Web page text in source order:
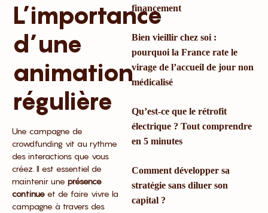
L’importance
d’une
animation
régulière
Une campagne de
crowdfunding vit au rythme
des interactions que vous
créez. Il est essentiel de
maintenir une présence
continue et de faire vivre la
campagne à travers des
financement
Bien vieillir chez soi :
pourquoi la France rate le
virage de l’accueil de jour non
médicalisé
Qu’est-ce que le rétrofit
électrique ? Tout comprendre
en 5 minutes
Comment développer sa
stratégie sans diluer son
capital ?